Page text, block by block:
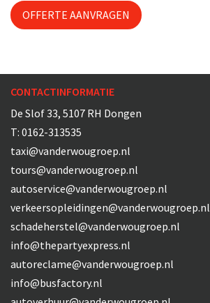
OFFERTE AANVRAGEN
CONTACTINFORMATIE
De Slof 33, 5107 RH Dongen
T: 0162-313535
taxi@vanderwougroep.nl
tours@vanderwougroep.nl
autoservice@vanderwougroep.nl
verkeersopleidingen@vanderwougroep.nl
schadeherstel@vanderwougroep.nl
info@thepartyexpress.nl
autoreclame@vanderwougroep.nl
info@busfactory.nl